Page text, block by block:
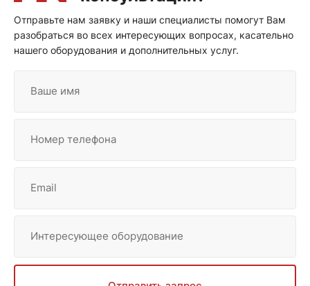
Отправьте нам заявку и наши специалисты помогут Вам
разобраться во всех интересующих вопросах, касательно
нашего оборудования и дополнительных услуг.
Ваше имя
Номер телефона
Email
Интересующее оборудование